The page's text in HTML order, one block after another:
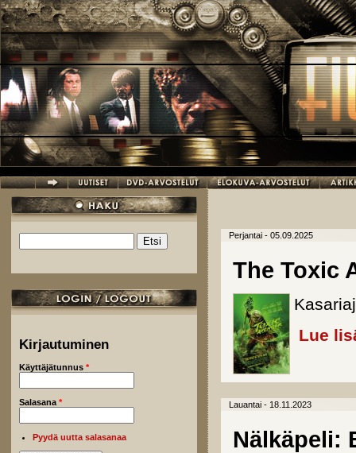
Hyppää pääsisältöön
Hakulomake
Kirjautuminen
Käyttäjätunnus *
Salasana *
Pyydä uutta salasanaa
Perjantai - 05.09.2025
The Toxic
Lue
Lauantai - 18.11.2023
Nälkäpeli: